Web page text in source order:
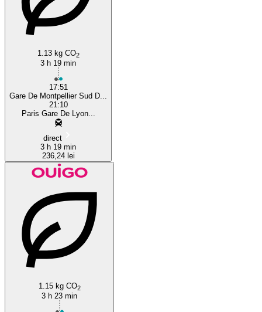
1.13 kg CO2
3 h 19 min
17:51
Gare De Montpellier Sud D...
21:10
Paris Gare De Lyon...
direct
3 h 19 min
236,24 lei
1.15 kg CO2
3 h 23 min